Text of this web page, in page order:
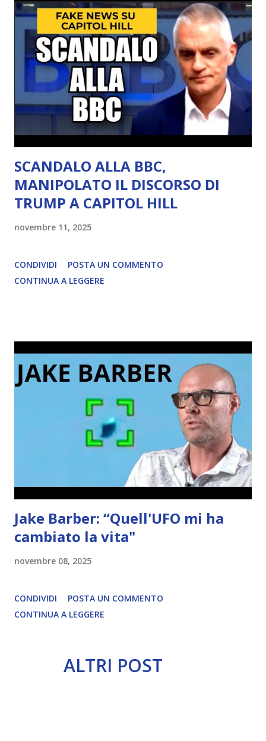
SCANDALO ALLA BBC,
MANIPOLATO IL DISCORSO DI
TRUMP A CAPITOL HILL
novembre 11, 2025
CONDIVIDI
POSTA UN COMMENTO
CONTINUA A LEGGERE
Jake Barber: “Quell'UFO mi ha
cambiato la vita"
novembre 08, 2025
CONDIVIDI
POSTA UN COMMENTO
CONTINUA A LEGGERE
ALTRI POST